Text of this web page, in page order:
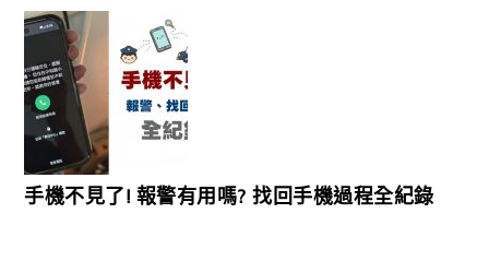
手機不見了! 報警有用嗎? 找回手機過程全紀錄